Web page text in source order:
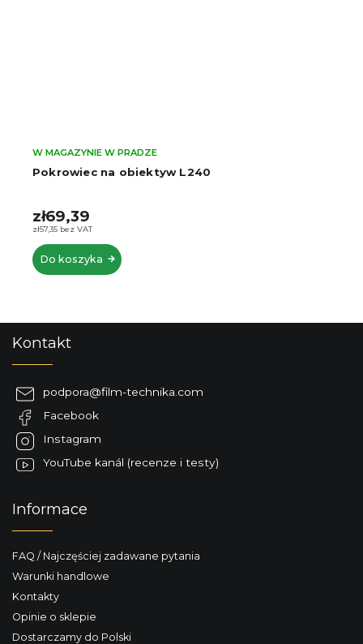
Pokrowiec na obiektyw L240
W MAGAZYNIE W PRADZE
zł57,35 bez VAT
zł69,39
Do koszyka
Kontakt
podpora@film-technika.com
Facebook
Instagram
YouTube kanál (recenze i testy)
Informace
FAQ / Najczęściej zadawane pytania
Warunki handlowe
Kontakty
Opinie o sklepie
Dostarczamy do Polski